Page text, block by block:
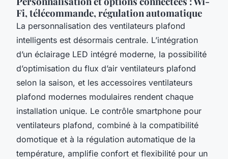
Fi, télécommande, régulation automatique
La personnalisation des ventilateurs plafond
intelligents est désormais centrale. L’intégration
d’un éclairage LED intégré moderne, la possibilité
d’optimisation du flux d’air ventilateurs plafond
selon la saison, et les accessoires ventilateurs
plafond modernes modulaires rendent chaque
installation unique. Le contrôle smartphone pour
ventilateurs plafond, combiné à la compatibilité
domotique et à la régulation automatique de la
température, amplifie confort et flexibilité pour un